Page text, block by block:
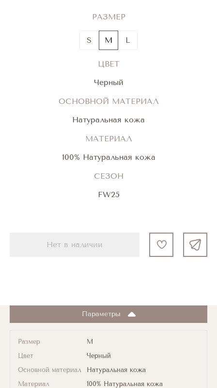
РАЗМЕР
S M L
ЦВЕТ
Черный
ОСНОВНОЙ МАТЕРИАЛ
Натуральная кожа
МАТЕРИАЛ
100% Натуральная кожа
СЕЗОН
FW25
Нет в наличии
Параметры
Размер
M
Цвет
Черный
Основной материал
Натуральная кожа
Материал
100% Натуральная кожа